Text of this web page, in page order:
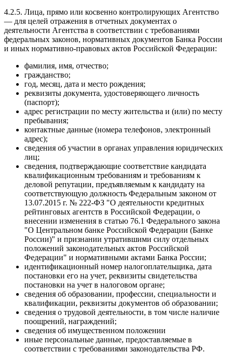
4.2.5. Лица, прямо или косвенно контролирующих Агентство
— для целей отражения в отчетных документах о
деятельности Агентства в соответствии с требованиями
федеральных законов, нормативных документов Банка России
и иных нормативно-правовых актов Российской Федерации:
фамилия, имя, отчество;
гражданство;
год, месяц, дата и место рождения;
реквизиты документа, удостоверяющего личность
(паспорт);
адрес регистрации по месту жительства и (или) по месту
пребывания;
контактные данные (номера телефонов, электронный
адрес);
сведения об участии в органах управления юридических
лиц;
сведения, подтверждающие соответствие кандидата
квалификационным требованиям и требованиям к
деловой репутации, предъявляемым к кандидату на
соответствующую должность Федеральным законом от
13.07.2015 г. № 222-ФЗ "О деятельности кредитных
рейтинговых агентств в Российской Федерации, о
внесении изменения в статью 76.1 Федерального закона
"О Центральном банке Российской Федерации (Банке
России)" и признании утратившими силу отдельных
положений законодательных актов Российской
Федерации" и нормативными актами Банка России;
идентификационный номер налогоплательщика, дата
постановки его на учет, реквизиты свидетельства
постановки на учет в налоговом органе;
сведения об образовании, профессии, специальности и
квалификации, реквизиты документов об образовании;
сведения о трудовой деятельности, в том числе наличие
поощрений, награждений;
сведения об имущественном положении
иные персональные данные, предоставляемые в
соответствии с требованиями законодательства РФ.